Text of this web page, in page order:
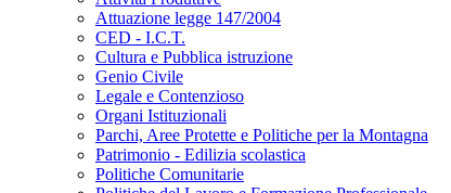
Attuazione legge 147/2004
CED - I.C.T.
Cultura e Pubblica istruzione
Genio Civile
Legale e Contenzioso
Organi Istituzionali
Parchi, Aree Protette e Politiche per la Montagna
Patrimonio - Edilizia scolastica
Politiche Comunitarie